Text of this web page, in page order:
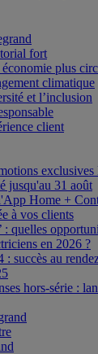
fort
plus
climatique
et l’inclusion
client
jusqu'au 31 août
Home +
à vos clients
: quelles
en 2026 ?
succès au
hors-série :